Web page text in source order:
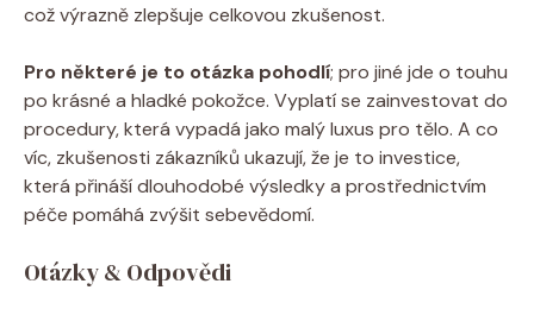
což výrazně zlepšuje celkovou zkušenost.
Pro některé je to otázka pohodlí; pro jiné jde o touhu
po krásné a hladké pokožce. Vyplatí se zainvestovat do
procedury, která vypadá jako malý luxus pro tělo. A co
víc, zkušenosti zákazníků ukazují, že je to investice,
která přináší dlouhodobé výsledky a prostřednictvím
péče pomáhá zvýšit sebevědomí.
Otázky & Odpovědi